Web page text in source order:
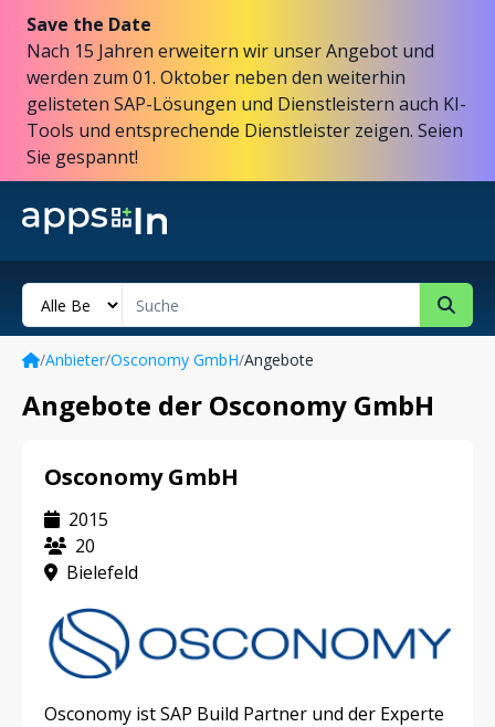
Save the Date
Nach 15 Jahren erweitern wir unser Angebot und
werden zum 01. Oktober neben den weiterhin
gelisteten SAP-Lösungen und Dienstleistern auch KI-
Tools und entsprechende Dienstleister zeigen. Seien
Sie gespannt!
/Anbieter/Osconomy GmbH/Angebote
Angebote der Osconomy GmbH
Osconomy GmbH
2015
20
Bielefeld
Osconomy ist SAP Build Partner und der Experte